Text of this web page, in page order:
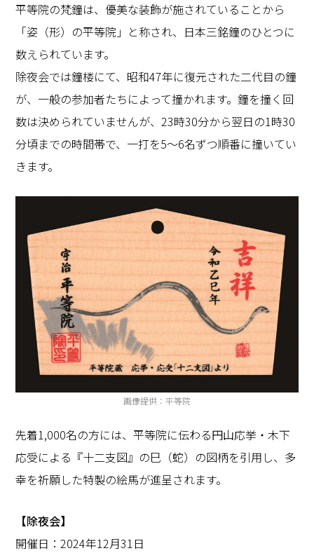
平等院の梵鐘は、優美な装飾が施されていることから
「姿（形）の平等院」と称され、日本三銘鐘のひとつに
数えられています。
除夜会では鐘楼にて、昭和47年に復元された二代目の鐘
が、一般の参加者たちによって撞かれます。鐘を撞く回
数は決められていませんが、23時30分から翌日の1時30
分頃までの時間帯で、一打を5〜6名ずつ順番に撞いてい
きます。
画像提供：平等院
先着1,000名の方には、平等院に伝わる円山応挙・木下
応受による『十二支図』の巳（蛇）の図柄を引用し、多
幸を祈願した特製の絵馬が進呈されます。
【除夜会】
開催日：2024年12月31日